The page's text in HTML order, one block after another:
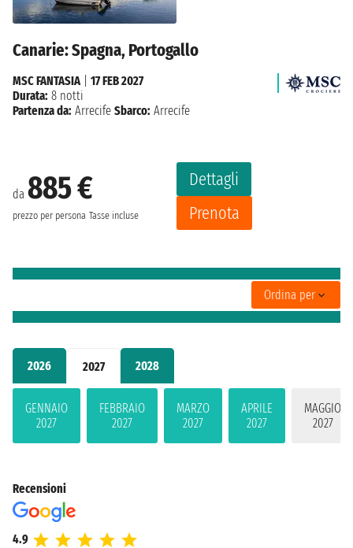
2026 2027 2028
GENNAIO
2027
FEBBRAIO
2027
MARZO
2027
APRILE
2027
MAGGIO
2027
Canarie: Spagna, Portogallo
da 885 €
prezzo per persona Tasse incluse
Dettagli
Prenota
MSC FANTASIA| 17 FEB 2027
Durata: 8 notti
Partenza da: Arrecife Sbarco: Arrecife
Ordina per
Recensioni
4.9